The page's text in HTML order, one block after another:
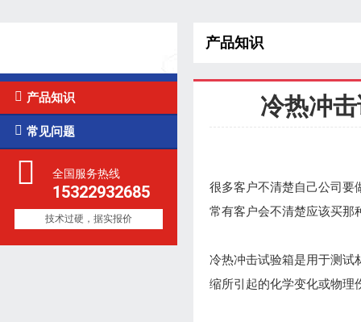
 产品知识
 常见问题
全国服务热线
15322932685
技术过硬，据实报价
产品知识
冷热冲
很多客户不清楚自己公司要
常有客户会不清楚应该买那
冷热冲击试验箱是用于测试
缩所引起的化学变化或物理